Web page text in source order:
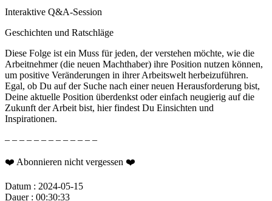
Interaktive Q&A-Session
Geschichten und Ratschläge
Diese Folge ist ein Muss für jeden, der verstehen möchte, wie die
Arbeitnehmer (die neuen Machthaber) ihre Position nutzen können,
um positive Veränderungen in ihrer Arbeitswelt herbeizuführen.
Egal, ob Du auf der Suche nach einer neuen Herausforderung bist,
Deine aktuelle Position überdenkst oder einfach neugierig auf die
Zukunft der Arbeit bist, hier findest Du Einsichten und
Inspirationen.
– – – – – – – – – – – – –
❤️ Abonnieren nicht vergessen ❤️
Datum : 2024-05-15
Dauer : 00:30:33